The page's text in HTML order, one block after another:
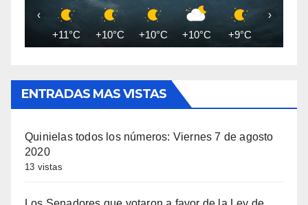
+11°C +10°C +10°C +10°C +9°C +9°C
‹ ›
ENTRADAS MAS VISTAS
Quinielas todos los números: Viernes 7 de agosto
2020
13 vistas